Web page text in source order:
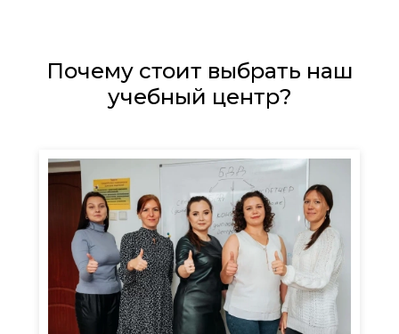
Почему стоит выбрать наш
учебный центр?